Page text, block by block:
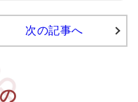
次の記事へ